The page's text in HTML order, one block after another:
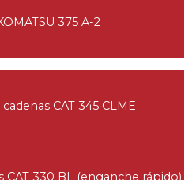
375 A-2
CAT 345 CLME
CAT 330 BL (enganche rápido)